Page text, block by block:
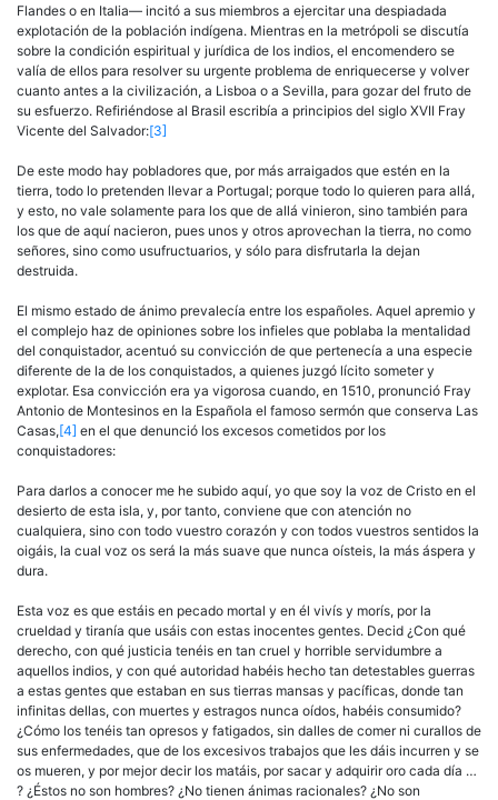
Flandes o en Italia— incitó a sus miembros a ejercitar una despiadada
explotación de la población indígena. Mientras en la metrópoli se discutía
sobre la condición espiritual y jurídica de los indios, el encomendero se
valía de ellos para resolver su urgente problema de enriquecerse y volver
cuanto antes a la civilización, a Lisboa o a Sevilla, para gozar del fruto de
su esfuerzo. Refiriéndose al Brasil escribía a principios del siglo XVII Fray
Vicente del Salvador:[3]
De este modo hay pobladores que, por más arraigados que estén en la
tierra, todo lo pretenden llevar a Portugal; porque todo lo quieren para allá,
y esto, no vale solamente para los que de allá vinieron, sino también para
los que de aquí nacieron, pues unos y otros aprovechan la tierra, no como
señores, sino como usufructuarios, y sólo para disfrutarla la dejan
destruida.
El mismo estado de ánimo prevalecía entre los españoles. Aquel apremio y
el complejo haz de opiniones sobre los infieles que poblaba la mentalidad
del conquistador, acentuó su convicción de que pertenecía a una especie
diferente de la de los conquistados, a quienes juzgó lícito someter y
explotar. Esa convicción era ya vigorosa cuando, en 1510, pronunció Fray
Antonio de Montesinos en la Española el famoso sermón que conserva Las
Casas,[4] en el que denunció los excesos cometidos por los
conquistadores:
Para darlos a conocer me he subido aquí, yo que soy la voz de Cristo en el
desierto de esta isla, y, por tanto, conviene que con atención no
cualquiera, sino con todo vuestro corazón y con todos vuestros sentidos la
oigáis, la cual voz os será la más suave que nunca oísteis, la más áspera y
dura.
Esta voz es que estáis en pecado mortal y en él vivís y morís, por la
crueldad y tiranía que usáis con estas inocentes gentes. Decid ¿Con qué
derecho, con qué justicia tenéis en tan cruel y horrible servidumbre a
aquellos indios, y con qué autoridad habéis hecho tan detestables guerras
a estas gentes que estaban en sus tierras mansas y pacíficas, donde tan
infinitas dellas, con muertes y estragos nunca oídos, habéis consumido?
¿Cómo los tenéis tan opresos y fatigados, sin dalles de comer ni curallos de
sus enfermedades, que de los excesivos trabajos que les dáis incurren y se
os mueren, y por mejor decir los matáis, por sacar y adquirir oro cada día …
? ¿Éstos no son hombres? ¿No tienen ánimas racionales? ¿No son